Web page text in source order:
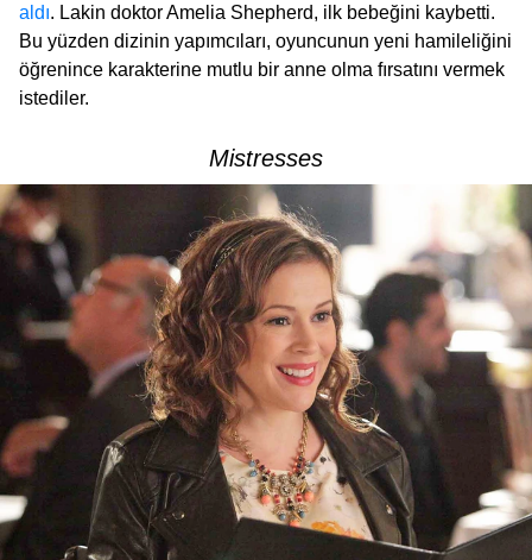
aldı. Lakin doktor Amelia Shepherd, ilk bebeğini kaybetti.
Bu yüzden dizinin yapımcıları, oyuncunun yeni hamileliğini
öğrenince karakterine mutlu bir anne olma fırsatını vermek
istediler.
Mistresses